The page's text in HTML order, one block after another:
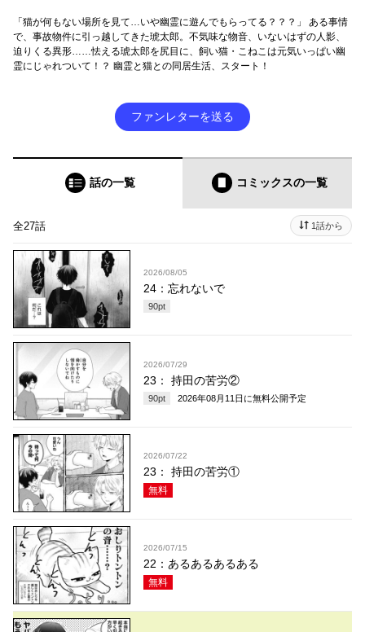
「猫が何もない場所を見て…いや幽霊に遊んでもらってる？？？」 ある事情
で、事故物件に引っ越してきた琥太郎。不気味な物音、いないはずの人影、
迫りくる異形……怯える琥太郎を尻目に、飼い猫・こねこは元気いっぱい幽
霊にじゃれついて！？ 幽霊と猫との同居生活、スタート！
ファンレターを送る
話の一覧 コミックスの一覧
全27話 1話から
2026/08/05
24：忘れないで
90pt
2026/07/29
23： 持田の苦労②
90pt 2026年08月11日 に無料公開予定
2026/07/22
23： 持田の苦労①
無料
2026/07/15
22：あるあるあるある
無料